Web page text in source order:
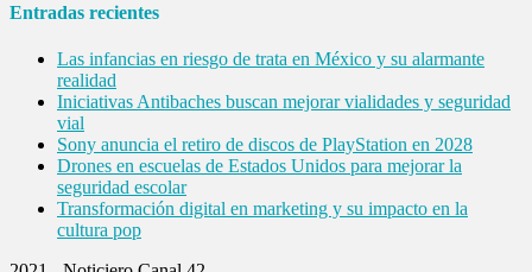
Entradas recientes
Las infancias en riesgo de trata en México y su alarmante
realidad
Iniciativas Antibaches buscan mejorar vialidades y seguridad
vial
Sony anuncia el retiro de discos de PlayStation en 2028
Drones en escuelas de Estados Unidos para mejorar la
seguridad escolar
Transformación digital en marketing y su impacto en la
cultura pop